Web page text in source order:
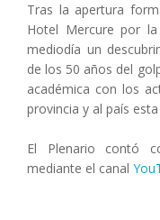
Tras la apertura
Hotel Mercure por
mediodía un
de los 50 años del
académica con los
provincia y al país
El Plenario contó
mediante el canal